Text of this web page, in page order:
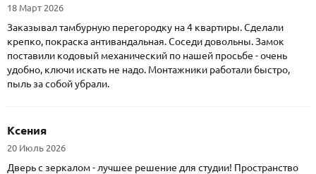
18 Март 2026
Заказывал тамбурную перегородку на 4 квартиры. Сделали
крепко, покраска антивандальная. Соседи довольны. Замок
поставили кодовый механический по нашей просьбе - очень
удобно, ключи искать не надо. Монтажники работали быстро,
пыль за собой убрали.
Ксения
20 Июль 2026
Дверь с зеркалом - лучшее решение для студии! Пространство